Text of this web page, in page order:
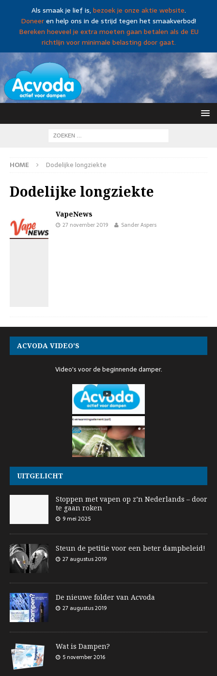
Als smaak je lief is,bezoek je onze aktie website.
Doneeren help ons in de strijd tegen het smaakverbod!
Bereken hoeveel je extra moeten gaan betalen als de EU
richtlijn voor minimale belasting door gaat.
HOME Dodelijke longziekte
Dodelijke longziekte
VapeNews
27 november 2019 Sander Aspers
ACVODA VIDEO’S
Video's voor de beginnende damper.
UITGELICHT
Stoppen met vapen op z’n Nederlands – door
te gaan roken
9 mei 2025
Steun de petitie voor een beter dampbeleid!
27 augustus 2019
De nieuwe folder van Acvoda
27 augustus 2019
Wat is Dampen?
5 november 2016